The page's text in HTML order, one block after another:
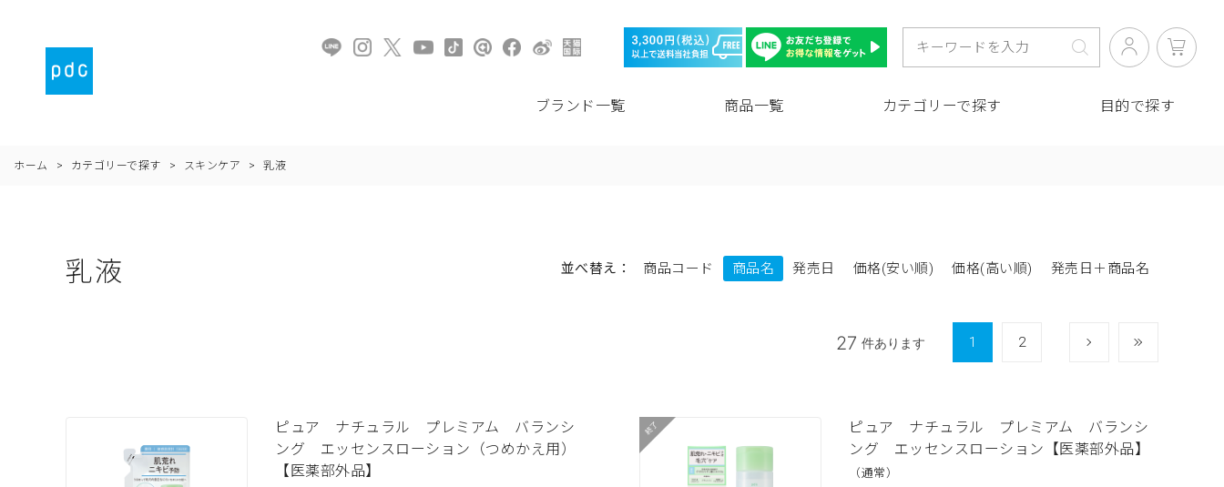
ブランド一覧 商品一覧 カテゴリーで探す 目的で探す
ホーム > カテゴリーで探す > スキンケア > 乳液
乳液 並べ替え： 商品コード 商品名 発売日 価格(安い順) 価格(高い順) 発売日＋商品名
27 件あります 1 2
ピュア ナチュラル プレミアム バランシ
ング エッセンスローション（つめかえ用）
【医薬部外品】
ピュア ナチュラル プレミアム バランシ
ング エッセンスローション【医薬部外品】
（通常）